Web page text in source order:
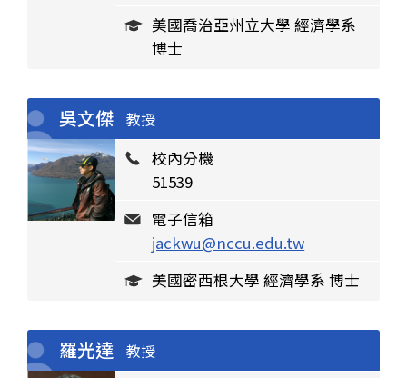
美國喬治亞州立大學 經濟學系
博士
吳文傑 教授
校內分機
51539
電子信箱
jackwu@nccu.edu.tw
美國密西根大學 經濟學系 博士
羅光達 教授